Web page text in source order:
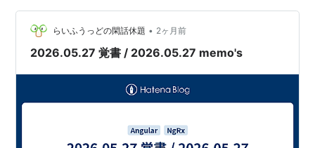
す。 従来のよう…
らいふうっどの閑話休題 • 2ヶ月前
2026.05.27 覚書 / 2026.05.27 memo's